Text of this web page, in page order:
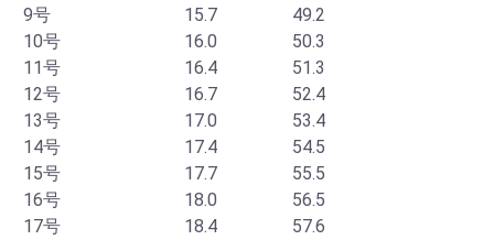
9号
15.7
49.2
10号
16.0
50.3
11号
16.4
51.3
12号
16.7
52.4
13号
17.0
53.4
14号
17.4
54.5
15号
17.7
55.5
16号
18.0
56.5
17号
18.4
57.6